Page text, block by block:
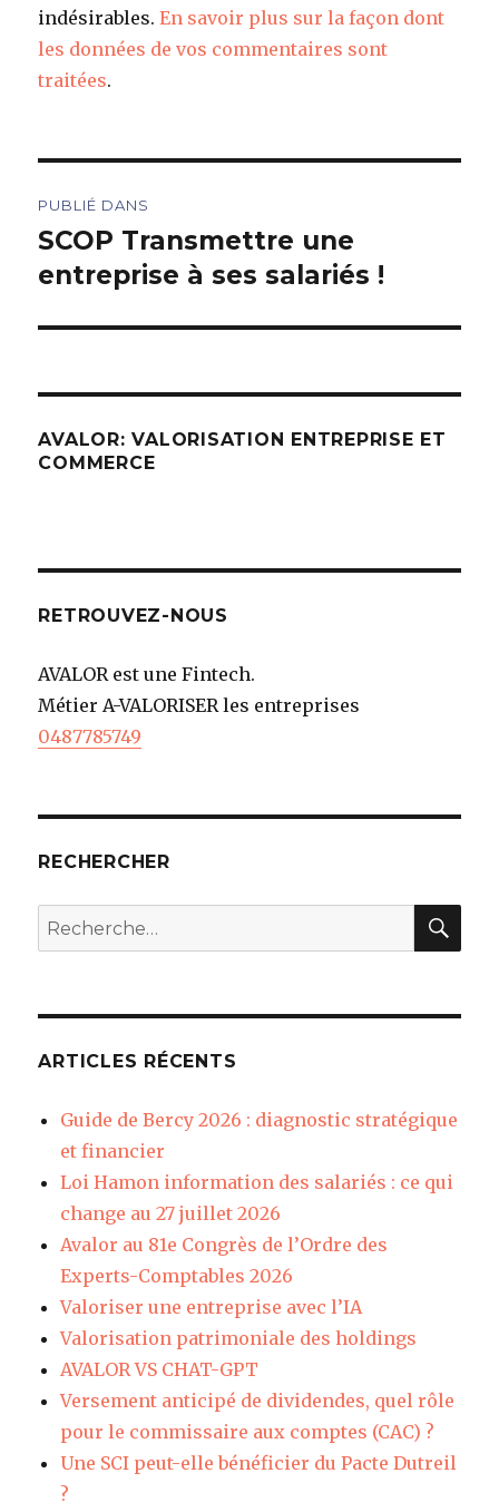
indésirables.En savoir plus sur la façon dont
les données de vos commentaires sont
traitées.
de
l’article
PUBLIÉ DANS
SCOP Transmettre une
entreprise à ses salariés !
AVALOR: VALORISATION ENTREPRISE ET
COMMERCE
RETROUVEZ-NOUS
AVALOR est une Fintech.
Métier A-VALORISER les entreprises
0487785749
RECHERCHER
Recherche
pour
ARTICLES RÉCENTS
Guide de Bercy 2026 : diagnostic stratégique
et financier
Loi Hamon information des salariés : ce qui
change au 27 juillet 2026
Avalor au 81e Congrès de l’Ordre des
Experts-Comptables 2026
Valoriser une entreprise avec l’IA
Valorisation patrimoniale des holdings
AVALOR VS CHAT-GPT
Versement anticipé de dividendes, quel rôle
pour le commissaire aux comptes (CAC) ?
Une SCI peut-elle bénéficier du Pacte Dutreil
?